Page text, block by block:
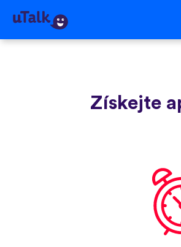
Získejte